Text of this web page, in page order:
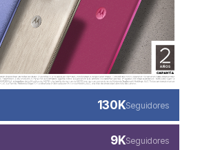
130KSeguidores
9KSeguidores